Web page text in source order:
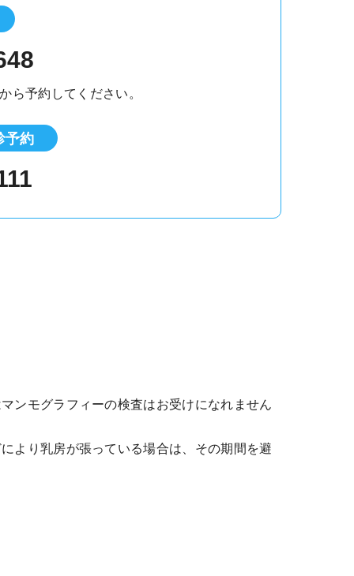
ら予約してください。
予約
ンモグラフィーの検査はお受けになれません
より乳房が張っている場合は、その期間を避